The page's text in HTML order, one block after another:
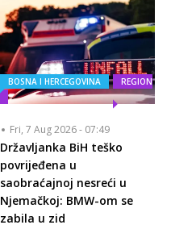
BOSNA I HERCEGOVINA REGION
Fri, 7 Aug 2026 - 07:49
Državljanka BiH teško
povrijeđena u
saobraćajnoj nesreći u
Njemačkoj: BMW-om se
zabila u zid